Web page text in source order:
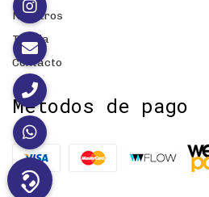
Nosotros
Tienda
Contacto
Métodos de pago